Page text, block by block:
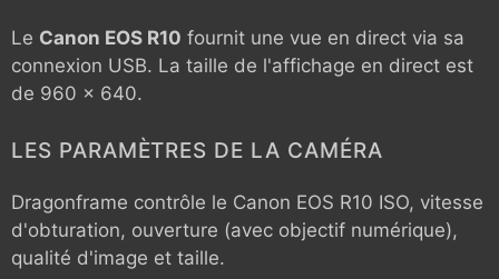
Le Canon EOS R10 fournit une vue en direct via sa
connexion USB. La taille de l'affichage en direct est
de 960 x 640.
LES PARAMÈTRES DE LA CAMÉRA
Dragonframe contrôle le Canon EOS R10 ISO, vitesse
d'obturation, ouverture (avec objectif numérique),
qualité d'image et taille.